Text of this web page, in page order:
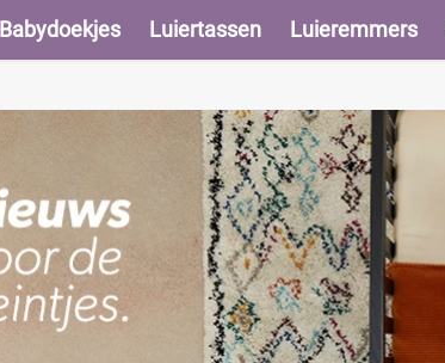
Babydoekjes Luiertassen Luieremmers